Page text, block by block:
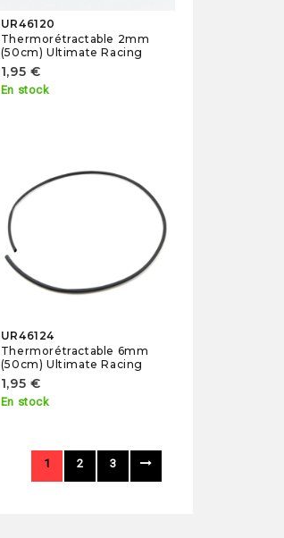
UR46120
Thermorétractable 2mm
(50cm) Ultimate Racing
1,95 €
En stock
UR46124
Thermorétractable 6mm
(50cm) Ultimate Racing
1,95 €
En stock
1 2 3